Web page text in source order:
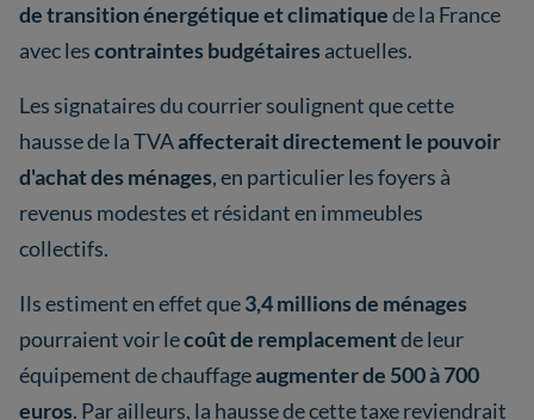
de transition énergétique et climatiquede la France
avec lescontraintes budgétaires actuelles.
Les signataires du courrier soulignent que cette
hausse de la TVAaffecterait directement le pouvoir
d'achat des ménages, en particulier les foyers à
revenus modestes et résidant en immeubles
collectifs.
Ils estiment en effet que3,4 millions de ménages
pourraient voir lecoût de remplacementde leur
équipement de chauffageaugmenter de 500 à 700
euros. Par ailleurs, la hausse de cette taxe reviendrait